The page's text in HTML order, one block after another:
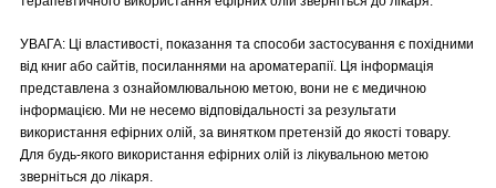
УВАГА: Ці властивості, показання та способи застосування є похідними
від книг або сайтів, посиланнями на ароматерапії. Ця інформація
представлена з ознайомлювальною метою, вони не є медичною
інформацією. Ми не несемо відповідальності за результати
використання ефірних олій, за винятком претензій до якості товару.
Для будь-якого використання ефірних олій із лікувальною метою
зверніться до лікаря.